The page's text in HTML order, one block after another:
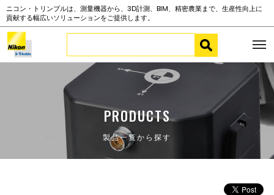
ニコン・トリンブルは、測量機器から、3D計測、BIM、精密農業まで、生産性向上に
貢献する幅広いソリューションをご提供します。
PRODUCTS
製品一覧から探す